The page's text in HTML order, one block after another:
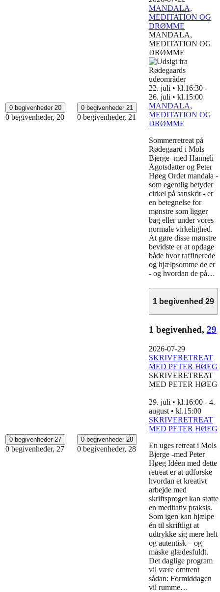
0 begivenheder 20
0 begivenheder, 20
0 begivenheder 21
0 begivenheder, 21
MANDALA,
MEDITATION OG
DRØMME
MANDALA,
MEDITATION OG
DRØMME
22. juli • kl.16:30 -
26. juli • kl.15:00
MANDALA,
MEDITATION OG
DRØMME
Sommerretreat på
Rødegaard i Mols
Bjerge -med Hanneli
Ågotsdatter og Peter
Høeg Ordet mandala -
som egentlig betyder
cirkel på sanskrit - er
en betegnelse for
mønstre som ligger
bag eller under vores
normale virkelighed.
At gøre disse mønstre
bevidste er at opdage
både hvor raffinerede
og hjælpsomme de er
- og hvordan de på…
0 begivenheder 27
0 begivenheder, 27
0 begivenheder 28
0 begivenheder, 28
1 begivenhed 29
1 begivenhed, 29
2026-07-29
SKRIVERETREAT
MED PETER HØEG
SKRIVERETREAT
MED PETER HØEG
29. juli • kl.16:00 - 4.
august • kl.15:00
SKRIVERETREAT
MED PETER HØEG
En uges retreat i Mols
Bjerge -med Peter
Høeg Idéen med dette
retreat er at udforske
hvordan et kreativt
arbejde med
skriftsproget kan støtte
en meditativ praksis.
Som igen kan hjælpe
én til skriftligt at
udtrykke sig mere helt
og autentisk – og
måske glædesfuldt.
Det daglige program
vil være omtrent
sådan: Formiddagen
vil rumme…